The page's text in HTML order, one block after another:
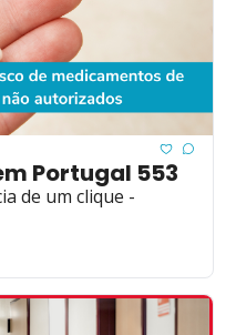
Portugal 553
de um clique -